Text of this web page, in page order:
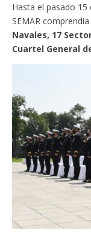
Hasta el pasado
SEMAR comprendía
Navales, 17
Cuartel General